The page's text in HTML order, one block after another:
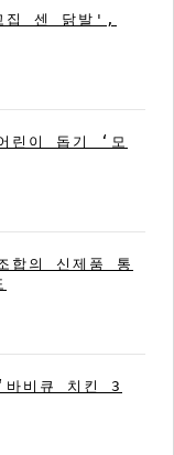
집 센 닭발',
린이 돕기 ‘모
합의 신제품 통
비큐 치킨 3